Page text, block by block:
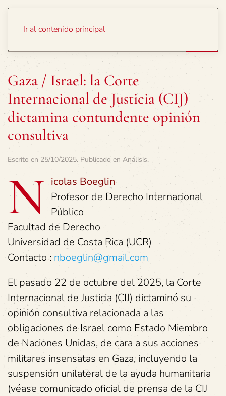
Ir al contenido principal
Gaza / Israel: la Corte
Internacional de Justicia (CIJ)
dictamina contundente opinión
consultiva
Escrito en 25/10/2025. Publicado en Análisis.
N icolas Boeglin
Profesor de Derecho Internacional
Público
Facultad de Derecho
Universidad de Costa Rica (UCR)
Contacto : nboeglin@gmail.com
El pasado 22 de octubre del 2025, la Corte
Internacional de Justicia (CIJ) dictaminó su
opinión consultiva relacionada a las
obligaciones de Israel como Estado Miembro
de Naciones Unidas, de cara a sus acciones
militares insensatas en Gaza, incluyendo la
suspensión unilateral de la ayuda humanitaria
(véase comunicado oficial de prensa de la CIJ